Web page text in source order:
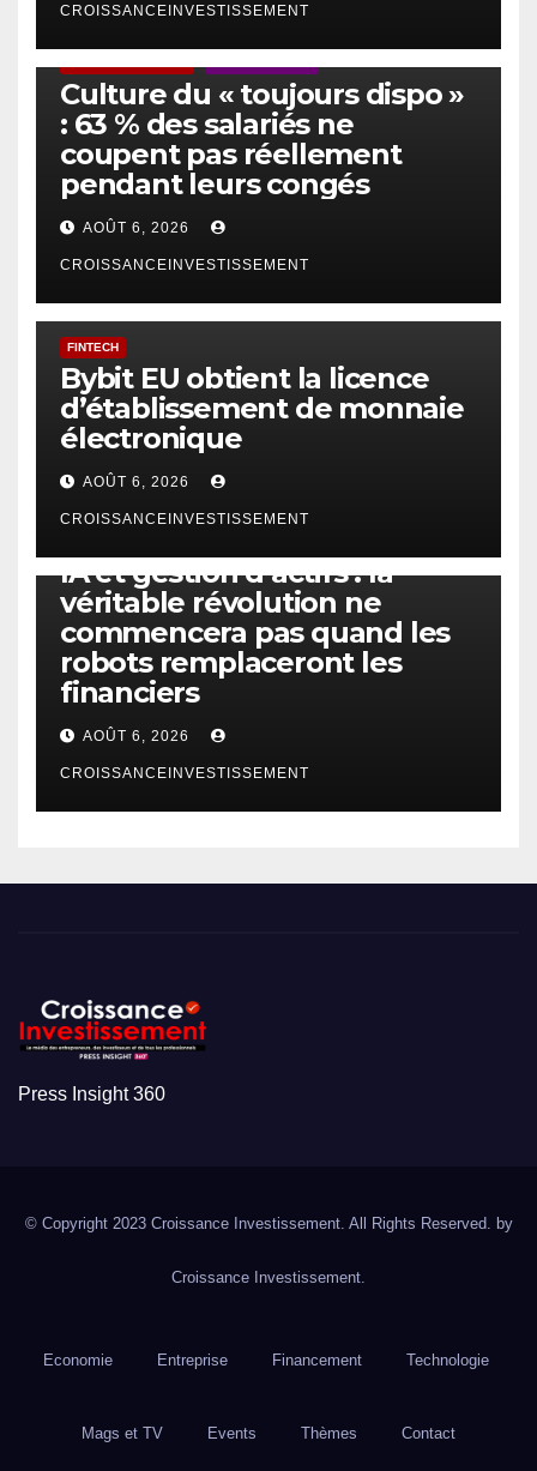
CROISSANCEINVESTISSEMENT
Culture du « toujours dispo »
: 63 % des salariés ne
coupent pas réellement
pendant leurs congés
AOÛT 6, 2026
CROISSANCEINVESTISSEMENT
FINTECH
Bybit EU obtient la licence
d’établissement de monnaie
électronique
AOÛT 6, 2026
CROISSANCEINVESTISSEMENT
IA et gestion d’actifs : la
véritable révolution ne
commencera pas quand les
robots remplaceront les
financiers
AOÛT 6, 2026
CROISSANCEINVESTISSEMENT
Press Insight 360
© Copyright 2023 Croissance Investissement. All Rights Reserved. by
Croissance Investissement.
Economie Entreprise Financement Technologie
Mags et TV Events Thèmes Contact